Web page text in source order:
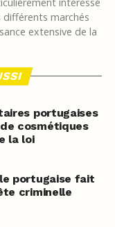
marchés
extensive de la
portugaises
cosmétiques
la loi
portugaise fait
criminelle